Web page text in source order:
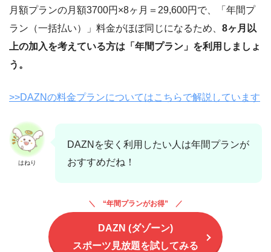
月額プランの月額3700円×8ヶ月＝29,600円で、「年間プ
ラン（一括払い）」料金がほぼ同じになるため、 8ヶ月以
上の加入を考えている方は「年間プラン」を利用しましょ
う。
>>DAZNの料金プランについてはこちらで解説しています
はねり
DAZNを安く利用したい人は年間プランが
おすすめだね！
“年間プランがお得”
DAZN (ダゾーン)
スポーツ見放題を試してみる